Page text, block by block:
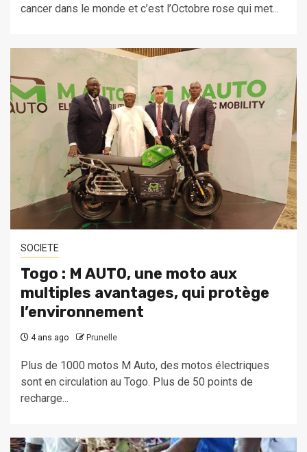
cancer dans le monde et c’est l’Octobre rose qui met...
SOCIETE
Togo : M AUTO, une moto aux
multiples avantages, qui protège
l’environnement
4 ans ago Prunelle
Plus de 1000 motos M Auto, des motos électriques
sont en circulation au Togo. Plus de 50 points de
recharge...